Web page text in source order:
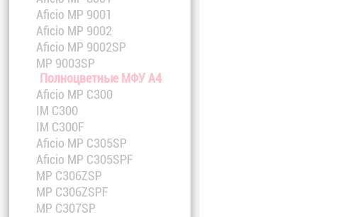
Aficio MP 9001
Aficio MP 9002
Aficio MP 9002SP
MP 9003SP
Полноцветные МФУ A4
Aficio MP C300
IM C300
IM C300F
Aficio MP C305SP
Aficio MP C305SPF
MP C306ZSP
MP C306ZSPF
MP C307SP